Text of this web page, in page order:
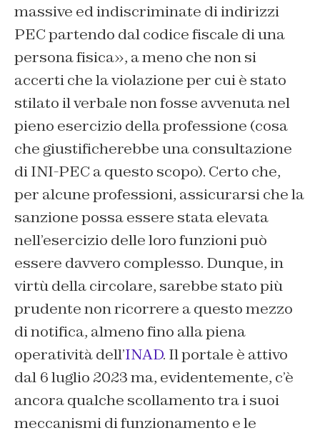
massive ed indiscriminate di indirizzi
PEC partendo dal codice fiscale di una
persona fisica», a meno che non si
accerti che la violazione per cui è stato
stilato il verbale non fosse avvenuta nel
pieno esercizio della professione (cosa
che giustificherebbe una consultazione
di INI-PEC a questo scopo). Certo che,
per alcune professioni, assicurarsi che la
sanzione possa essere stata elevata
nell’esercizio delle loro funzioni può
essere davvero complesso. Dunque, in
virtù della circolare, sarebbe stato più
prudente non ricorrere a questo mezzo
di notifica, almeno fino alla piena
operatività dell’INAD. Il portale è attivo
dal 6 luglio 2023 ma, evidentemente, c’è
ancora qualche scollamento tra i suoi
meccanismi di funzionamento e le